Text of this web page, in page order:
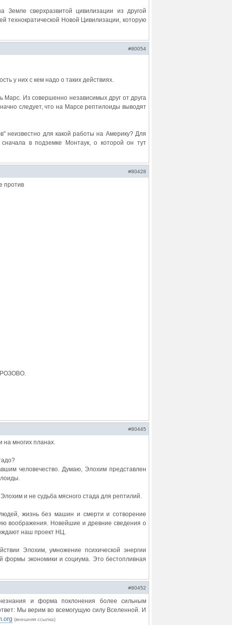
сверхразвитой цивилизации из другой
технократической Новой Цивилизации, которую
#80054
у них с кем надо о таких действиях.
Марс. Из совершенно независимых друг от друга
следует, что на Марсе рептилоиды выводят
неизвестно для какой работы на Америку? Для
в подземке Монтаук, о которой он тут
#80428
против
#80445
на многих планах.
человечество. Думаю, Элохим представлен
и не судьба мясного стада для рептилий.
жизнь без машин и смерти и сотворение
воображения. Новейшие и древние сведения о
наш проект НЦ.
Элохим, умножение психической энергии
формы экономики и социума. Это бестопливная
#80452
и форма поклонения более сильным
Мы верим во всемогущую силу Вселенной. И
(внешняя ссылка)